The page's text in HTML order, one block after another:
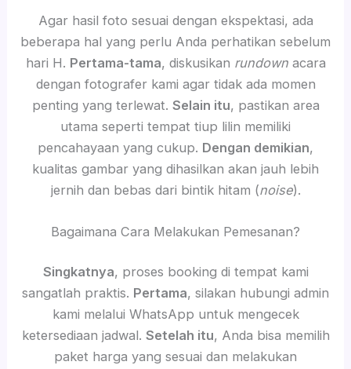
Agar hasil foto sesuai dengan ekspektasi, ada
beberapa hal yang perlu Anda perhatikan sebelum
hari H. Pertama-tama, diskusikan rundownacara
dengan fotografer kami agar tidak ada momen
penting yang terlewat. Selain itu, pastikan area
utama seperti tempat tiup lilin memiliki
pencahayaan yang cukup. Dengan demikian,
kualitas gambar yang dihasilkan akan jauh lebih
jernih dan bebas dari bintik hitam (noise).
Bagaimana Cara Melakukan Pemesanan?
Singkatnya, proses booking di tempat kami
sangatlah praktis. Pertama, silakan hubungi admin
kami melalui WhatsApp untuk mengecek
ketersediaan jadwal. Setelah itu, Anda bisa memilih
paket harga yang sesuai dan melakukan